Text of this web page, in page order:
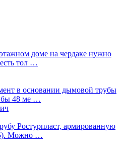
доме на чердаке нужно
тол …
в основании дымовой трубы
48 ме …
Ростурпласт, армированную
Можно …